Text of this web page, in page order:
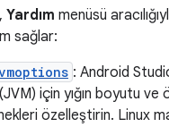
Yardım menüsü
sağlar:
: Android
için yığın boyutu ve
özelleştirin. Linux